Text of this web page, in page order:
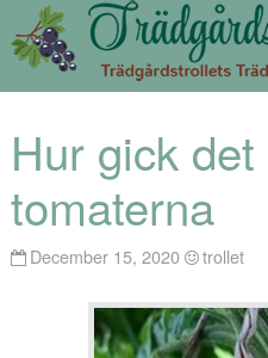
Hur gick
tomaterna
December 15, 2020 trollet